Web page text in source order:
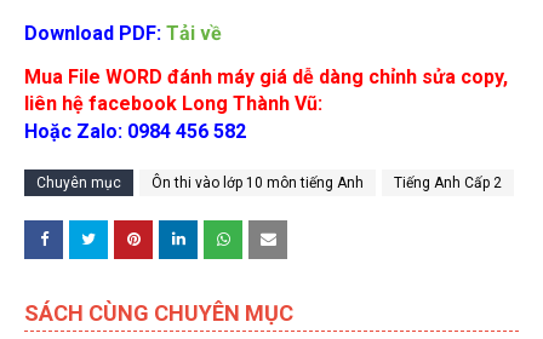
Download PDF: Tải về
Mua File WORD đánh máy giá dễ dàng chỉnh sửa copy,
liên hệ facebook Long Thành Vũ:
Hoặc Zalo: 0984 456 582
Chuyên mục Ôn thi vào lớp 10 môn tiếng Anh Tiếng Anh Cấp 2
SÁCH CÙNG CHUYÊN MỤC